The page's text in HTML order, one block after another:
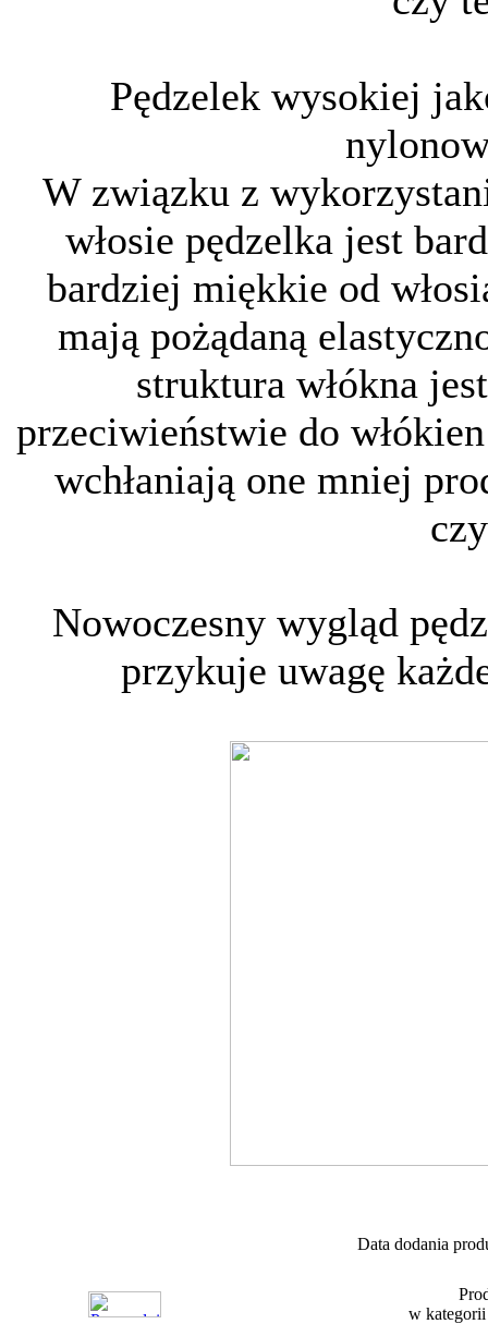
Pędzelek wysokiej
W związku z
włosie pędzelka jest
bardziej miękkie od
mają pożądaną
struktura włókna
przeciwieństwie do
wchłaniają one mniej
Nowoczesny wygląd
przykuje uwagę
Data dodania
w